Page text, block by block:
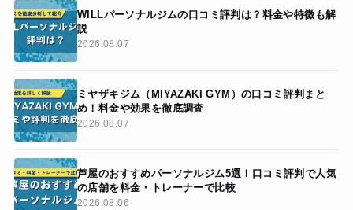
WILLパーソナルジムの口コミ評判は？料金や特徴も解
説
2026.08.07
ミヤザキジム（MIYAZAKI GYM）の口コミ評判まと
め！料金や効果を徹底調査
2026.08.07
芦屋のおすすめパーソナルジム5選！口コミ評判で人気
の店舗を料金・トレーナーで比較
2026.08.06